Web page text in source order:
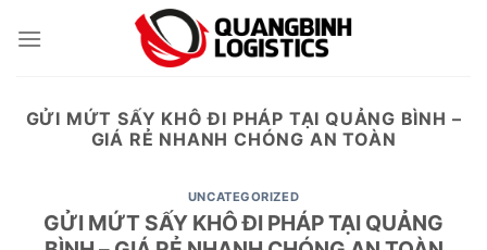
GỬI MỨT SẤY KHÔ ĐI PHÁP TẠI QUẢNG BÌNH –
GIÁ RẺ NHANH CHÓNG AN TOÀN
UNCATEGORIZED
GỬI MỨT SẤY KHÔ ĐI PHÁP TẠI QUẢNG